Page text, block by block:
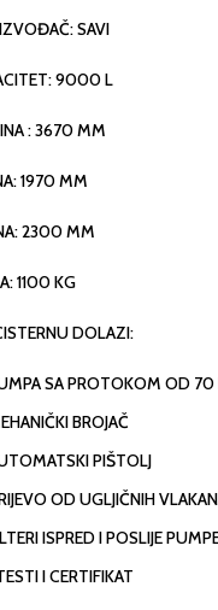
SAVI
9000 L
: 3670 MM
1970 MM
2300 MM
1100 KG
DOLAZI:
SA PROTOKOM OD
BROJAČ
PIŠTOLJ
OD UGLJIČNIH
ISPRED I POSLIJE
I CERTIFIKAT